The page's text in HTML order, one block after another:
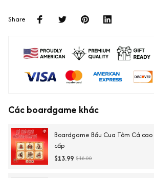
Share
Các boardgame khác
Boardgame Bầu Cua Tôm Cá cao
cấp
$13.99 $18.00